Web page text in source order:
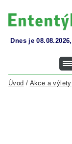
Dnes je
Úvod / Akce a výlety